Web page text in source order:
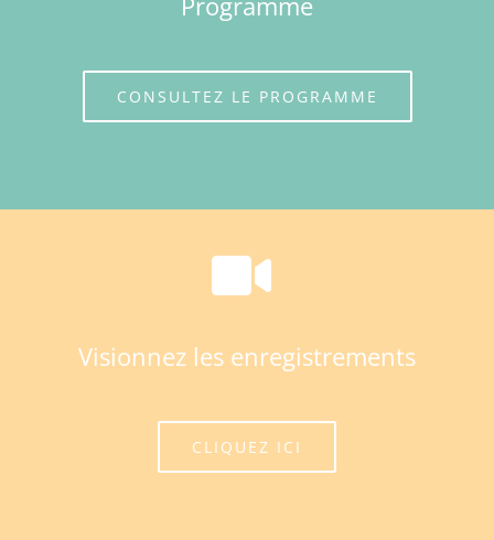
CONSULTEZ LE PROGRAMME
Visionnez les enregistrements
CLIQUEZ ICI